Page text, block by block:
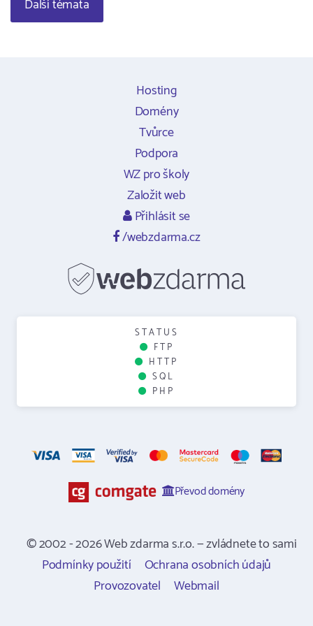
Další témata
Hosting
Domény
Tvůrce
Podpora
WZ pro školy
Založit web
Přihlásit se
/webzdarma.cz
STATUS
FTP
HTTP
SQL
PHP
Převod domény
© 2002 - 2026 Web zdarma s.r.o. — zvládnete to sami
Podmínky použití
Ochrana osobních údajů
Provozovatel
Webmail